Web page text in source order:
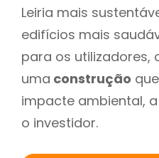
Leiria mais
edifícios mais
para os utilizadores,
uma construção
impacte ambiental,
o investidor.